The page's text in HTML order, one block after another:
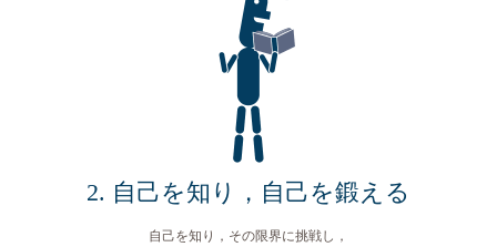
2. 自己を知り，自己を鍛える
自己を知り，その限界に挑戦し，